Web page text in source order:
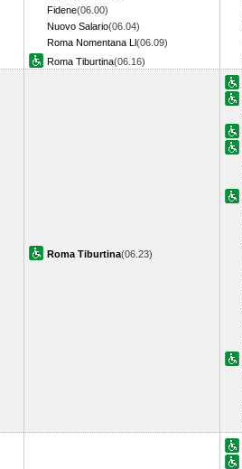
Fidene(06.00)
Nuovo Salario(06.04)
Roma Nomentana Ll(06.09)
Roma Tiburtina(06.16)
Roma Tiburtina(06.23)